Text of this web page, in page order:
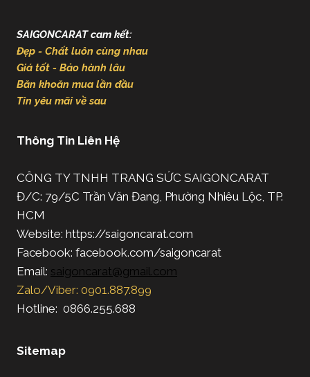
SAIGONCARAT cam kết:
Đẹp - Chất luôn cùng nhau
Giá tốt - Bảo hành lâu
Băn khoăn mua lần đầu
Tin yêu mãi về sau
Thông Tin Liên Hệ
CÔNG TY TNHH TRANG SỨC SAIGONCARAT
Đ/C: 79/5C Trần Văn Đang, Phường Nhiêu Lộc, TP.
HCM
Website: https://saigoncarat.com
Facebook: facebook.com/saigoncarat
Email: saigoncarat@gmail.com
Zalo/Viber: 0901.887.899
Hotline: 0866.255.688
Sitemap